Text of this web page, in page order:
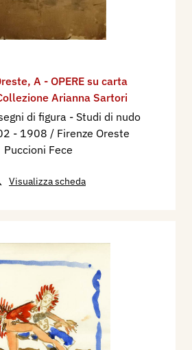
, A - OPERE su carta
Arianna Sartori
di figura - Studi di nudo
- 1908 / Firenze Oreste
Puccioni Fece
Visualizza scheda